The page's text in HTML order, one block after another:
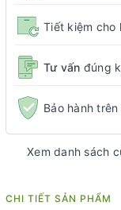
Tiết kiệm cho
Tư vấn đúng
Bảo hành
Xem danh sách
CHI TIẾT SẢN PHẨM